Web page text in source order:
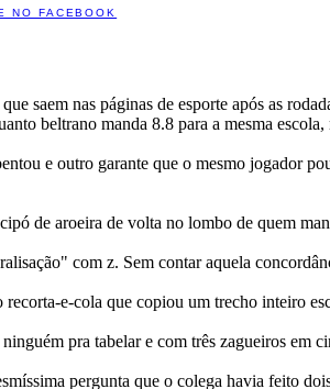
NO FACEBOOK
saem nas páginas de esporte após as
beltrano manda 8.8 para a mesma
e outro garante que o mesmo jogador
de aroeira de volta no lombo de quem
com z. Sem contar aquela
e-cola que copiou um trecho inteiro
pra tabelar e com três zagueiros em
pergunta que o colega havia feito